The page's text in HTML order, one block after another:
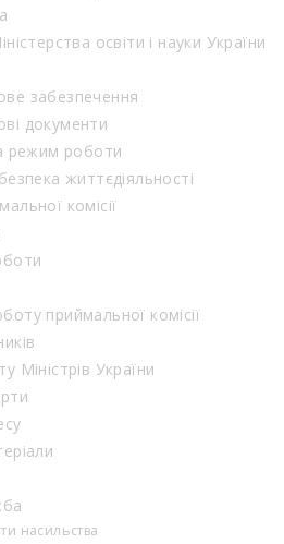
освіти і науки України
забезпечення
документи
режим роботи
життєдіяльності
комісії
приймальної комісії
Міністрів України
насильства